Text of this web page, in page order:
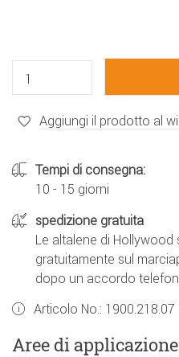
Aggiungi il prodotto al
Tempi di consegna:
10 - 15 giorni
spedizione gratuita
Le altalene di
gratuitamente sul
dopo un accordo
Articolo No.: 1900.218.07
Aree di applicazione